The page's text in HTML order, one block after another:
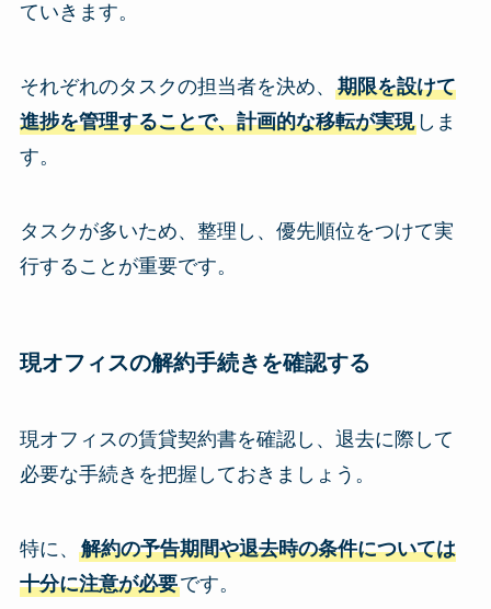
ていきます。
それぞれのタスクの担当者を決め、 期限を設けて
進捗を管理することで、計画的な移転が実現しま
す。
タスクが多いため、整理し、優先順位をつけて実
行することが重要です。
現オフィスの解約手続きを確認する
現オフィスの賃貸契約書を確認し、退去に際して
必要な手続きを把握しておきましょう。
特に、 解約の予告期間や退去時の条件については
十分に注意が必要です。